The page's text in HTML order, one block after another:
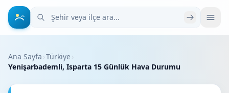
Şehir veya ilçe ara
Ana Sayfa ›Türkiye›
Yenişarbademli, Isparta 15 Günlük Hava Durumu